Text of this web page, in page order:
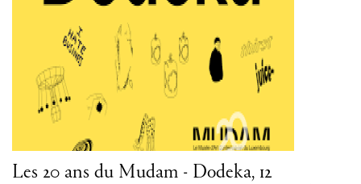
Les 20 ans du Mudam - Dodeka, 12